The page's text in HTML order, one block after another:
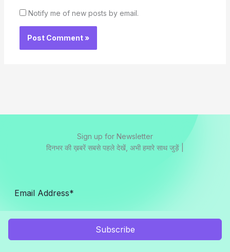
Notify me of new posts by email.
Sign up for Newsletter
दिनभर की ख़बरें सबसे पहले देखें, अभी हमारे साथ जुड़ें |
Subscribe